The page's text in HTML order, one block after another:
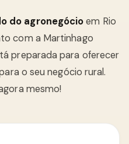
do agronegócioem Rio
com a Martinhago
preparada para oferecer
o seu negócio rural.
mesmo!